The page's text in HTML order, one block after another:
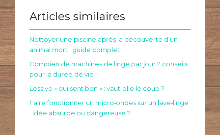
Articles similaires
Nettoyer une piscine après la découverte d’un
animal mort : guide complet
Combien de machines de linge par jour ? conseils
pour la durée de vie
Lessive « qui sent bon » : vaut‑elle le coup ?
Faire fonctionner un micro‑ondes sur un lave‑linge
: idée absurde ou dangereuse ?